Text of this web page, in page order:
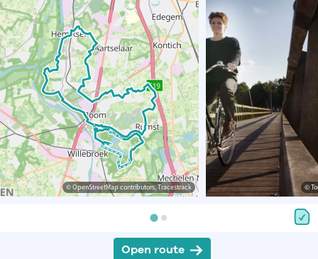
© OpenStreetMap contributors, Tracestrack ©
Open route